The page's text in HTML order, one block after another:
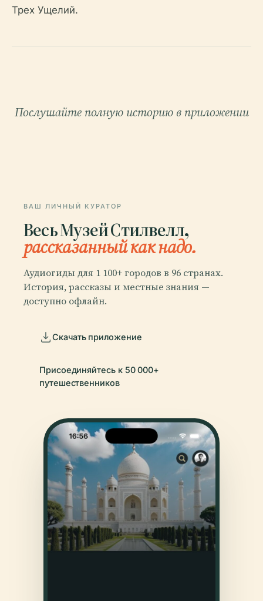
Трех Ущелий.
Послушайте полную историю в приложении
ВАШ ЛИЧНЫЙ КУРАТОР
Весь Музей Стилвелл,
рассказанный как надо.
Аудиогиды для 1 100+ городов в 96 странах.
История, рассказы и местные знания —
доступно офлайн.
Скачать приложение
Присоединяйтесь к 50 000+
путешественников